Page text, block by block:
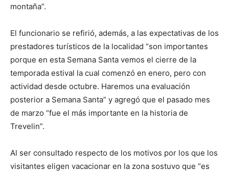
montaña”.
El funcionario se refirió, además, a las expectativas de los
prestadores turísticos de la localidad “son importantes
porque en esta Semana Santa vemos el cierre de la
temporada estival la cual comenzó en enero, pero con
actividad desde octubre. Haremos una evaluación
posterior a Semana Santa” y agregó que el pasado mes
de marzo “fue el más importante en la historia de
Trevelin”.
Al ser consultado respecto de los motivos por los que los
visitantes eligen vacacionar en la zona sostuvo que “es